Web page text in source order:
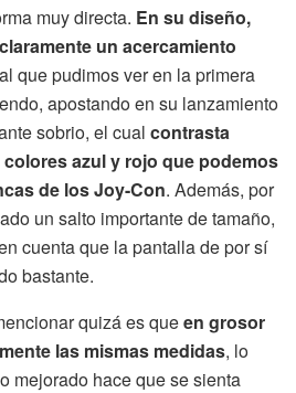
muy directa. En su diseño,
un acercamiento
al que pudimos ver en la primera
apostando en su lanzamiento
sobrio, el cual contrasta
azul y rojo que podemos
de los Joy-Con. Además, por
un salto importante de tamaño,
cuenta que la pantalla de por sí
bastante.
quizá es queen grosor
las mismas medidas, lo
mejorado hace que se sienta